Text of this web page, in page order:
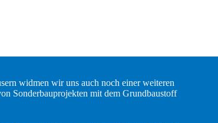
widmen wir uns auch noch einer weiteren
Sonderbauprojekten mit dem Grundbaustoff